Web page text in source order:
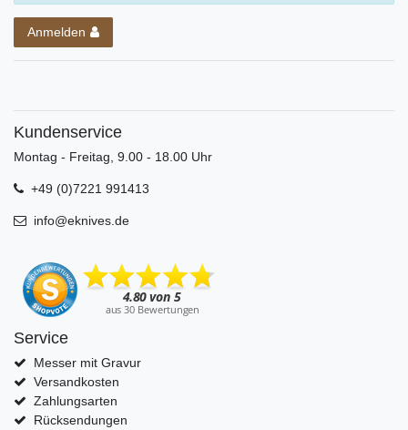
Anmelden
Kundenservice
Montag - Freitag, 9.00 - 18.00 Uhr
+49 (0)7221 991413
info@eknives.de
Service
Messer mit Gravur
Versandkosten
Zahlungsarten
Rücksendungen